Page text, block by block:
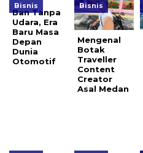
Bisnis
Ban Tanpa
Udara, Era
Baru Masa
Depan
Dunia
Otomotif
Bisnis
Mengenal
Botak
Traveller
Content
Creator
Asal Medan